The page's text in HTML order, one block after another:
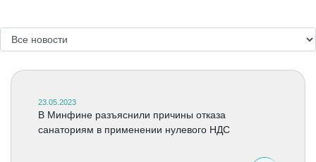
23.05.2023
В Минфине разъяснили причины отказа
санаториям в применении нулевого НДС